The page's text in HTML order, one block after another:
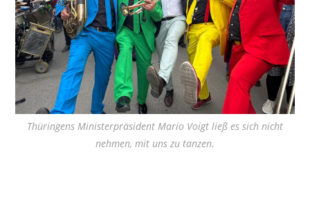
Thüringens Ministerpräsident Mario Voigt ließ es sich nicht
nehmen, mit uns zu tanzen.